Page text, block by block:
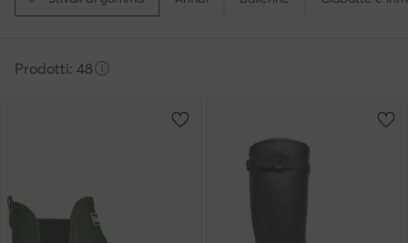
Prodotti: 48